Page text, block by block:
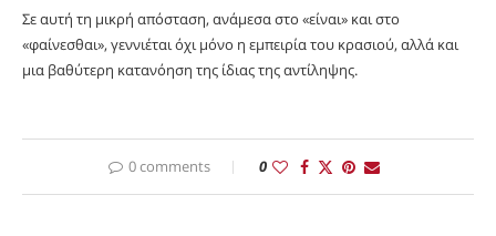
Σε αυτή τη μικρή απόσταση, ανάμεσα στο «είναι» και στο
«φαίνεσθαι», γεννιέται όχι μόνο η εμπειρία του κρασιού, αλλά και
μια βαθύτερη κατανόηση της ίδιας της αντίληψης.
0 comments 0